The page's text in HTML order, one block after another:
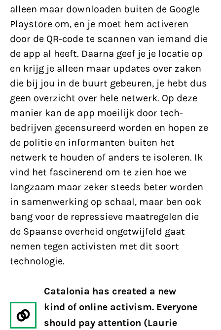
alleen maar downloaden buiten de Google
Playstore om, en je moet hem activeren
door de QR-code te scannen van iemand die
de app al heeft. Daarna geef je je locatie op
en krijg je alleen maar updates over zaken
die bij jou in de buurt gebeuren, je hebt dus
geen overzicht over hele netwerk. Op deze
manier kan de app moeilijk door tech-
bedrijven gecensureerd worden en hopen ze
de politie en informanten buiten het
netwerk te houden of anders te isoleren. Ik
vind het fascinerend om te zien hoe we
langzaam maar zeker steeds beter worden
in samenwerking op schaal, maar ben ook
bang voor de repressieve maatregelen die
de Spaanse overheid ongetwijfeld gaat
nemen tegen activisten met dit soort
technologie.
Catalonia has created a new
kind of online activism. Everyone
should pay attention (Laurie